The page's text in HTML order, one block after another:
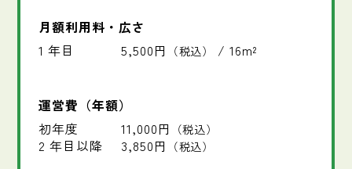
月額利用料・広さ
1 年目
5,500円 （税込） / 16m²
運営費（年額）
初年度
11,000円 （税込）
2 年目以降 3,850円 （税込）